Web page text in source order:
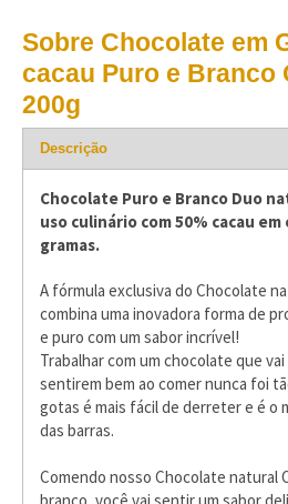
Sobre Chocolate em
cacau Puro e Branco
200g
Descrição
Chocolate Puro e Branco Duo
uso culinário com 50% cacau em
gramas.
A fórmula exclusiva do Chocolate
combina uma inovadora forma de
e puro com um sabor incrível!
Trabalhar com um chocolate que
sentirem bem ao comer nunca foi
gotas é mais fácil de derreter e é o
das barras.
Comendo nosso Chocolate natural
branco, você vai sentir um sabor